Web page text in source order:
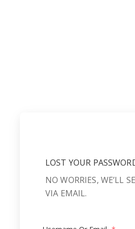
LOST YOUR
NO WORRIES, WE’LL
VIA EMAIL.